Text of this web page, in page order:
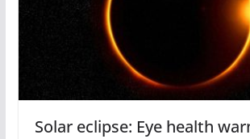
Solar eclipse: Eye health